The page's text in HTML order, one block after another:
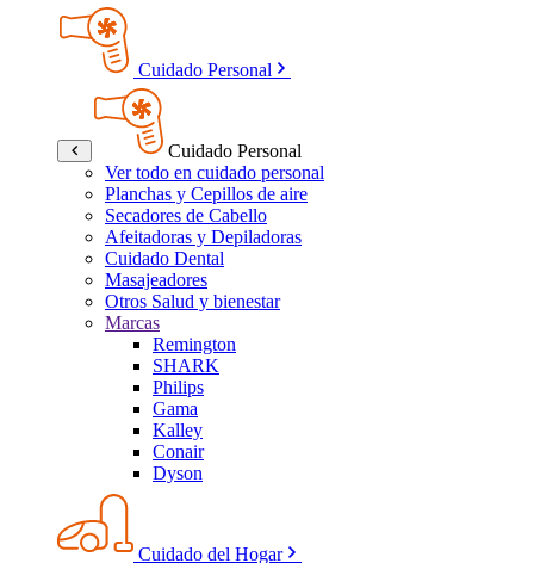
Cuidado Personal
Cuidado Personal
Ver todo en cuidado personal
Planchas y Cepillos de aire
Secadores de Cabello
Afeitadoras y Depiladoras
Cuidado Dental
Masajeadores
Otros Salud y bienestar
Marcas
Remington
SHARK
Philips
Gama
Kalley
Conair
Dyson
Cuidado del Hogar